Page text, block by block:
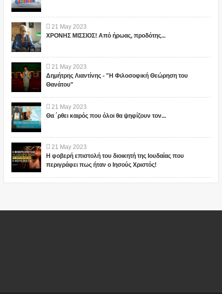
21 May 2023
ΧΡΟΝΗΣ ΜΙΣΣΙΟΣ! Από ήρωας, προδότης...
21 May 2023
Δημήτρης Λιαντίνης - "Η Φιλοσοφική Θεώρηση του
Θανάτου"
21 May 2023
Θα ΄ρθει καιρός που όλοι θα ψηφίζουν τον...
21 May 2023
Η φοβερή επιστολή του διοικητή της Ιουδαίας που
περιγράφει πως ήταν ο Ιησούς Χριστός!